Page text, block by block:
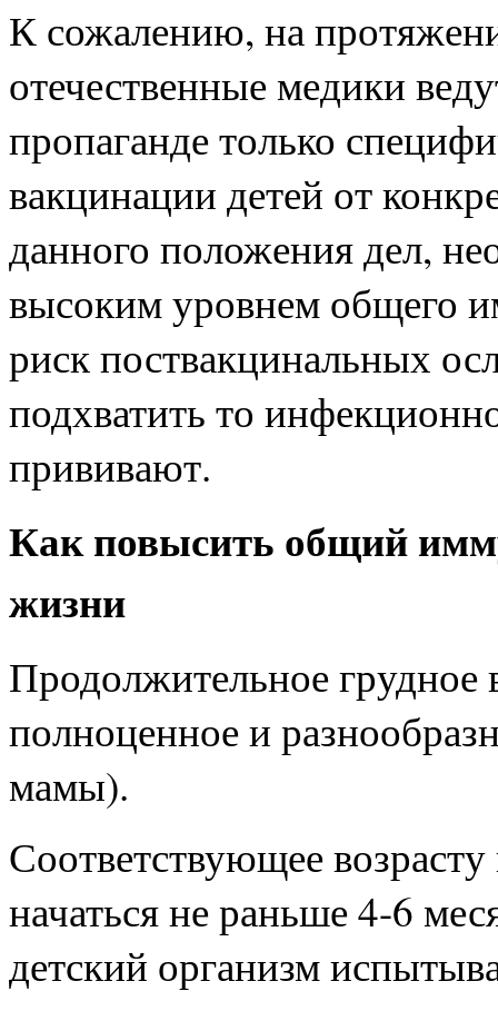
К сожалению, на
отечественные медики
пропаганде только
вакцинации детей от
данного положения дел,
высоким уровнем общего
риск поствакцинальных
подхватить то
прививают.
Как повысить общий
жизни
Продолжительное грудное
полноценное и
мамы).
Соответствующее
начаться не раньше 4-6
детский организм